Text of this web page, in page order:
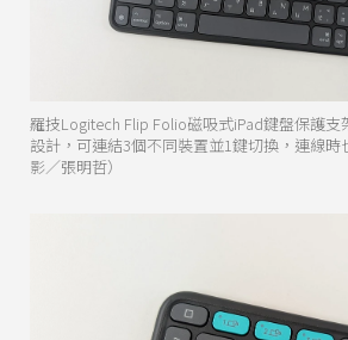
羅技Logitech Flip Folio磁吸式iPad鍵盤保護
設計，可連結3個不同裝置並1鍵切換，連線
影／張明哲）